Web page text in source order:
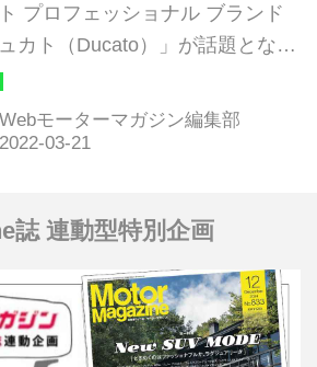
プロフェッショナル ブランド
ュカト（Ducato）」が話題となっ
。日本市場にはやや大柄なボデ
、キャンピングカーのベース車
て、早くも大きな注目を集めて
Webモーターマガジン編集部
誌 連動型特別企画